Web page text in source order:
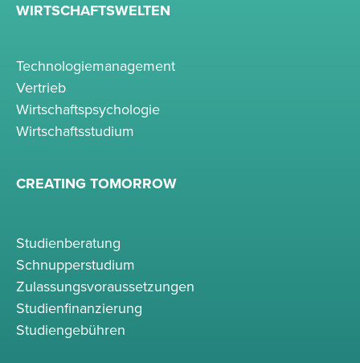
WIRTSCHAFTSWELTEN
Technologiemanagement
Vertrieb
Wirtschaftspsychologie
Wirtschaftsstudium
CREATING TOMORROW
Studienberatung
Schnupperstudium
Zulassungsvoraussetzungen
Studienfinanzierung
Studiengebühren